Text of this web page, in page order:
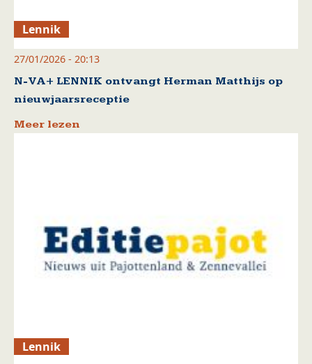
Lennik
27/01/2026 - 20:13
N-VA+ LENNIK ontvangt Herman Matthijs op
nieuwjaarsreceptie
Meer lezen
Lennik